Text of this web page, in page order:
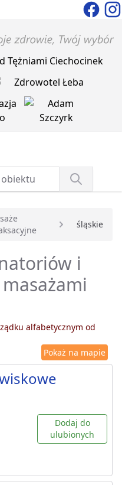
śląskie
i
alfabetycznym od
Pokaż na mapie
Dodaj do
ulubionych